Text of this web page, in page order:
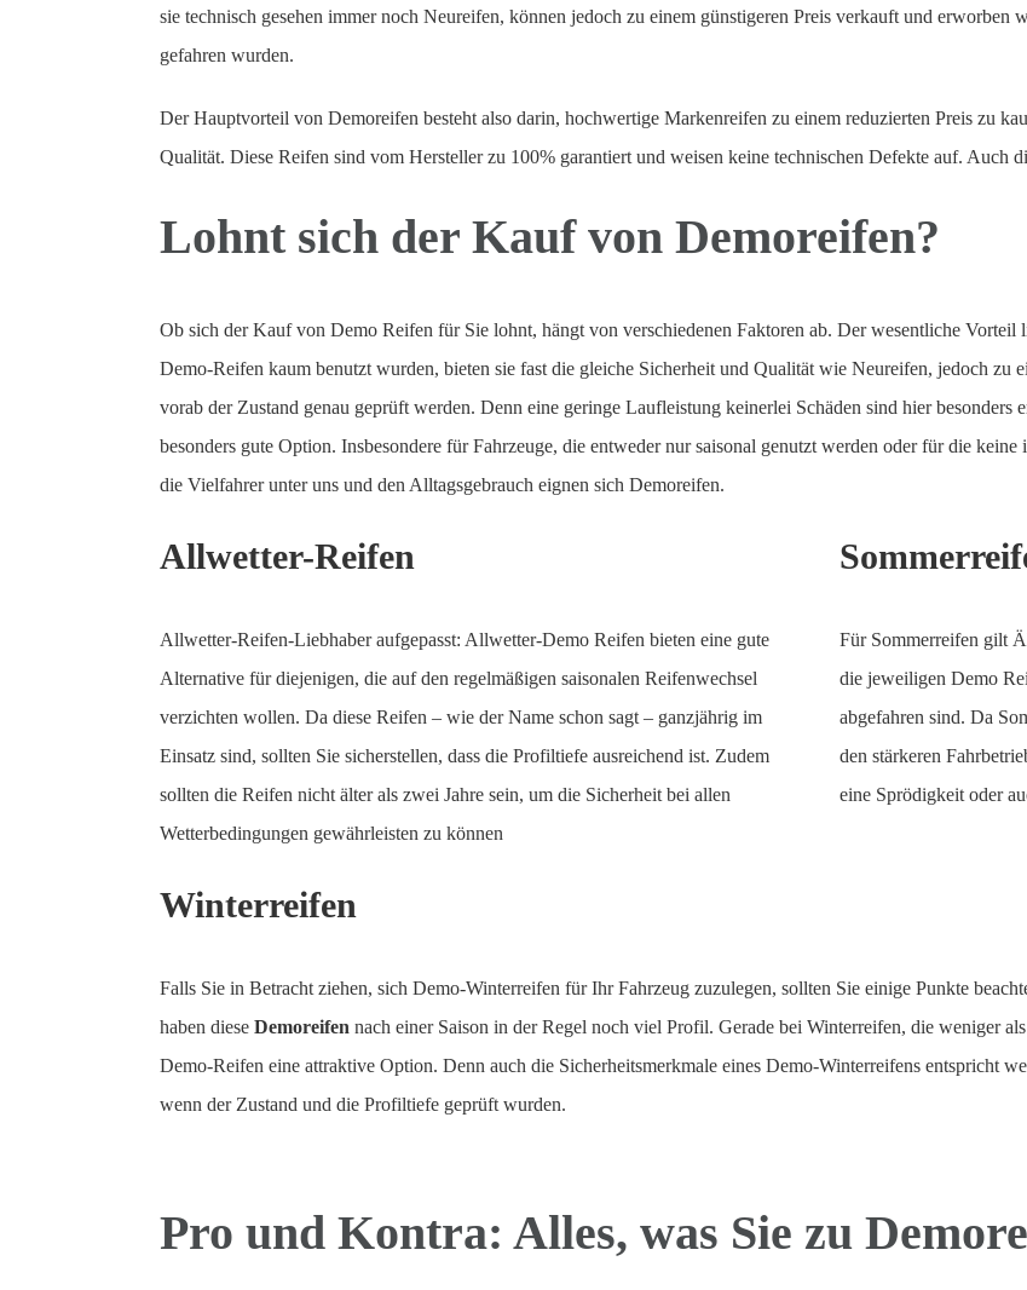
sie technisch gesehen immer noch Neureifen, können jedoch zu einem günstigeren Preis verkauft und erworben
gefahren wurden.
Der Hauptvorteil von Demoreifen besteht also darin, hochwertige Markenreifen zu einem reduzierten Preis zu
Qualität. Diese Reifen sind vom Hersteller zu 100% garantiert und weisen keine technischen Defekte auf. Auch
Lohnt sich der Kauf von Demoreifen?
Ob sich der Kauf von Demo Reifen für Sie lohnt, hängt von verschiedenen Faktoren ab. Der wesentliche
Demo-Reifen kaum benutzt wurden, bieten sie fast die gleiche Sicherheit und Qualität wie Neureifen, jedoch zu
vorab der Zustand genau geprüft werden. Denn eine geringe Laufleistung keinerlei Schäden sind hier besonders
besonders gute Option. Insbesondere für Fahrzeuge, die entweder nur saisonal genutzt werden oder für die
die Vielfahrer unter uns und den Alltagsgebrauch eignen sich Demoreifen.
Allwetter-Reifen
Allwetter-Reifen-Liebhaber aufgepasst: Allwetter-Demo Reifen bieten eine gute
Alternative für diejenigen, die auf den regelmäßigen saisonalen Reifenwechsel
verzichten wollen. Da diese Reifen – wie der Name schon sagt – ganzjährig im
Einsatz sind, sollten Sie sicherstellen, dass die Profiltiefe ausreichend ist. Zudem
sollten die Reifen nicht älter als zwei Jahre sein, um die Sicherheit bei allen
Wetterbedingungen gewährleisten zu können
Für Sommerreifen gilt
die jeweiligen Demo
abgefahren sind. Da
den stärkeren
eine Sprödigkeit oder
Winterreifen
Falls Sie in Betracht ziehen, sich Demo-Winterreifen für Ihr Fahrzeug zuzulegen, sollten Sie einige Punkte
haben diese Demoreifennach einer Saison in der Regel noch viel Profil. Gerade bei Winterreifen, die weniger
Demo-Reifen eine attraktive Option. Denn auch die Sicherheitsmerkmale eines Demo-Winterreifens entspricht
wenn der Zustand und die Profiltiefe geprüft wurden.
Pro und Kontra: Alles, was Sie zu